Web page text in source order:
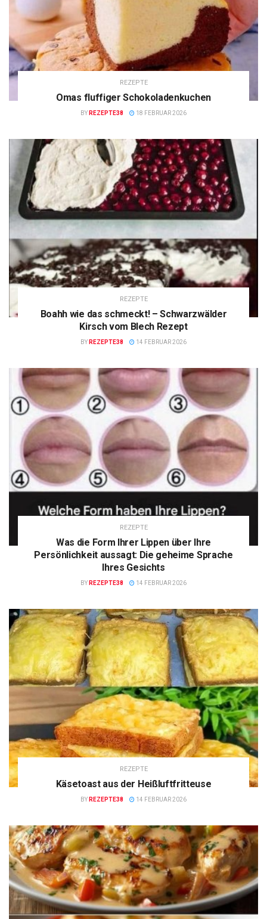
REZEPTE
Omas fluffiger Schokoladenkuchen
BY REZEPTE38 18 FEBRUAR 2026
REZEPTE
Boahh wie das schmeckt! – Schwarzwälder
Kirsch vom Blech Rezept
BY REZEPTE38 14 FEBRUAR 2026
REZEPTE
Was die Form Ihrer Lippen über Ihre
Persönlichkeit aussagt: Die geheime Sprache
Ihres Gesichts
BY REZEPTE38 14 FEBRUAR 2026
REZEPTE
Käsetoast aus der Heißluftfritteuse
BY REZEPTE38 14 FEBRUAR 2026